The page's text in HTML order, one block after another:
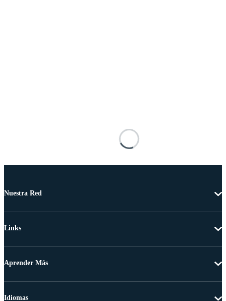
Nuestra Red
Links
Aprender Más
Idiomas